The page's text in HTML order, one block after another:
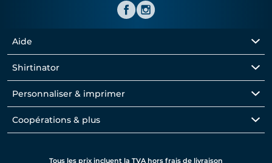
Aide
Shirtinator
Personnaliser & imprimer
Coopérations & plus
Tous les prix incluent la TVA hors frais de livraison